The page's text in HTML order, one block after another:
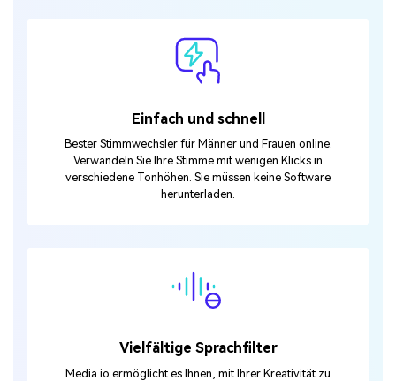
Einfach und schnell
Bester Stimmwechsler für Männer und Frauen online.
Verwandeln Sie Ihre Stimme mit wenigen Klicks in
verschiedene Tonhöhen. Sie müssen keine Software
herunterladen.
Vielfältige Sprachfilter
Media.io ermöglicht es Ihnen, mit Ihrer Kreativität zu